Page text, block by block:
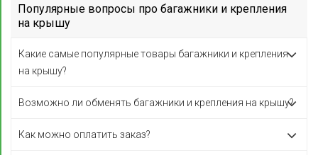
Популярные вопросы про багажники и крепления
на крышу
Какие самые популярные товары багажники и крепления
на крышу?
Возможно ли обменять багажники и крепления на крышу?
Как можно оплатить заказ?